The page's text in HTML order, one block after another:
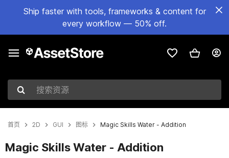
Ship faster with tools, frameworks & content for
every workflow — 50% off.
搜索资源
首页 2D GUI 图标 Magic Skills Water - Addition
Magic Skills Water - Addition